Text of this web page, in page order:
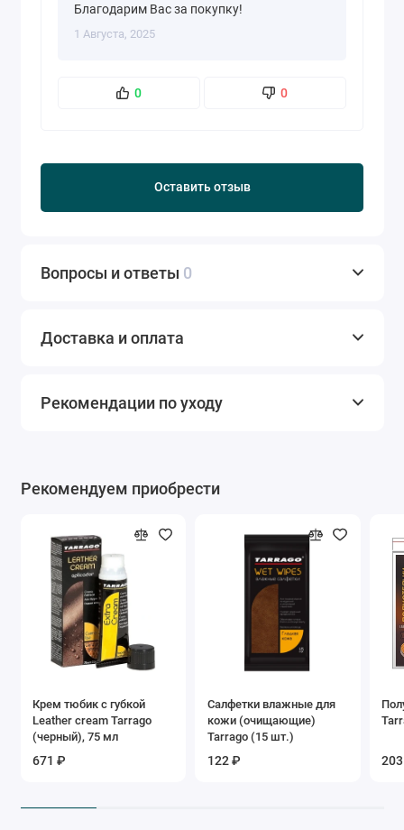
0 0
Благодарим Вас за покупку!
1 Августа, 2025
Оставить отзыв
Вопросы и ответы 0
Доставка и оплата
Рекомендации по уходу
Рекомендуем приобрести
Крем тюбик с губкой
Leather cream Tarrago
(черный), 75 мл
671 ₽
Салфетки влажные для
кожи (очищающие)
Tarrago (15 шт.)
122 ₽